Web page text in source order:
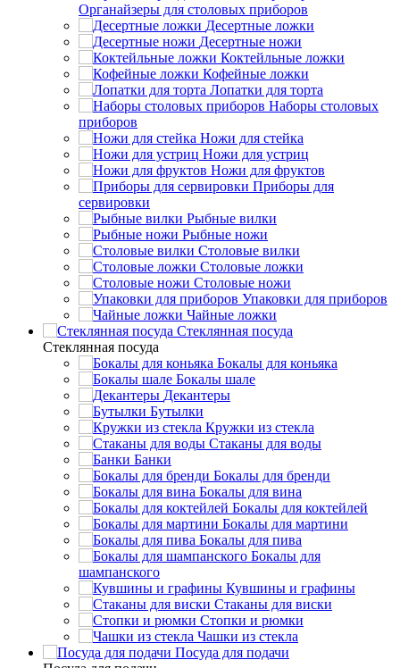
Органайзеры для столовых приборов
Десертные ложки
Десертные ножи
Коктейльные ложки
Кофейные ложки
Лопатки для торта
Наборы столовых
приборов
Ножи для стейка
Ножи для устриц
Ножи для фруктов
Приборы для
сервировки
Рыбные вилки
Рыбные ножи
Столовые вилки
Столовые ложки
Столовые ножи
Упаковки для приборов
Чайные ложки
Стеклянная посуда
Стеклянная посуда
Бокалы для коньяка
Бокалы шале
Декантеры
Бутылки
Кружки из стекла
Стаканы для воды
Банки
Бокалы для бренди
Бокалы для вина
Бокалы для коктейлей
Бокалы для мартини
Бокалы для пива
Бокалы для
шампанского
Кувшины и графины
Стаканы для виски
Стопки и рюмки
Чашки из стекла
Посуда для подачи